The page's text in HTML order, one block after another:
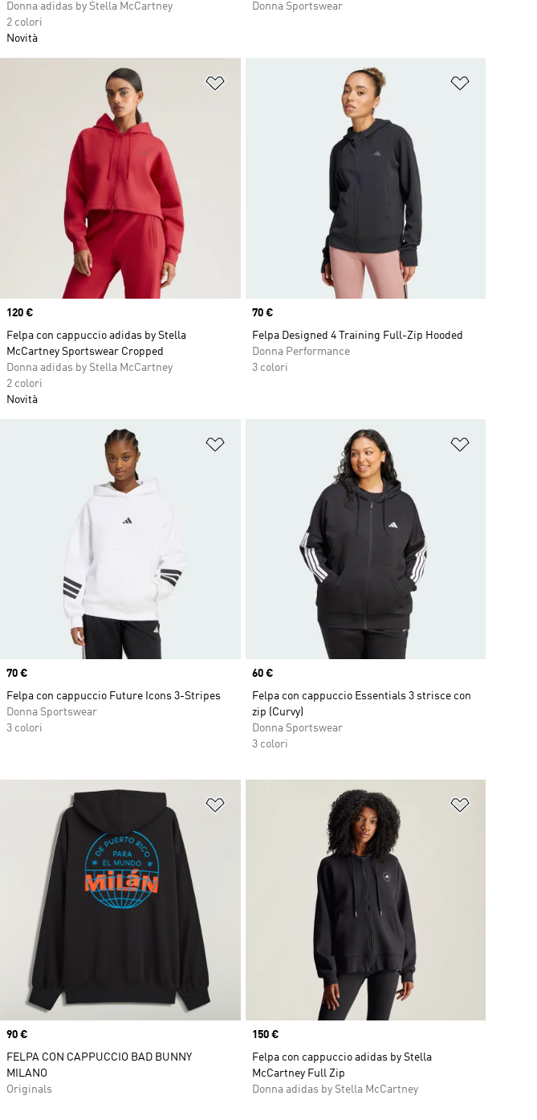
Donna adidas by Stella McCartney
2 colori
Novità
Donna Sportswear
alla lista dei desideri Aggiungi alla lista dei desideri
Price
120 €
Felpa con cappuccio adidas by Stella
McCartney Sportswear Cropped
Donna adidas by Stella McCartney
2 colori
Novità
Price
70 €
Felpa Designed 4 Training Full-Zip Hooded
Donna Performance
3 colori
alla lista dei desideri Aggiungi alla lista dei desideri
Price
70 €
Felpa con cappuccio Future Icons 3-Stripes
Donna Sportswear
3 colori
Price
60 €
Felpa con cappuccio Essentials 3 strisce con
zip (Curvy)
Donna Sportswear
3 colori
alla lista dei desideri Aggiungi alla lista dei desideri
Price
90 €
FELPA CON CAPPUCCIO BAD BUNNY
MILANO
Originals
Price
150 €
Felpa con cappuccio adidas by Stella
McCartney Full Zip
Donna adidas by Stella McCartney